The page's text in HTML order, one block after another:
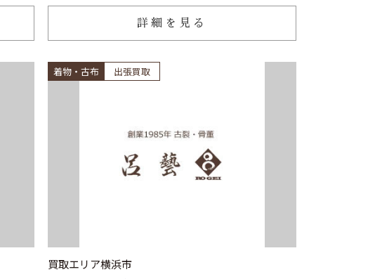
詳細を見る
着物・古布 出張買取
買取エリア横浜市